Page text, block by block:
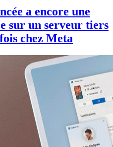
a encore une
sur un serveur tiers
chez Meta